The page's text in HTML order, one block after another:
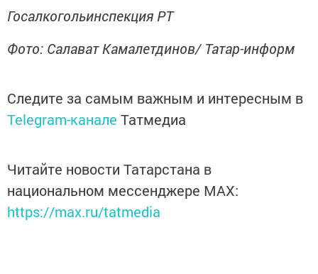
Госалкогольинспекция РТ
Фото: Салават Камалетдинов/ Татар-информ
Следите за самым важным и интересным в
Telegram-канале Татмедиа
Читайте новости Татарстана в
национальном мессенджере MАХ:
https://max.ru/tatmedia